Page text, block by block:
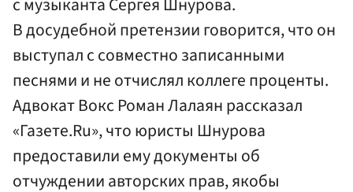
с музыканта Сергея Шнурова.
В досудебной претензии говорится, что он
выступал с совместно записанными
песнями и не отчислял коллеге проценты.
Адвокат Вокс Роман Лалаян рассказал
«Газете.Ru», что юристы Шнурова
предоставили ему документы об
отчуждении авторских прав, якобы